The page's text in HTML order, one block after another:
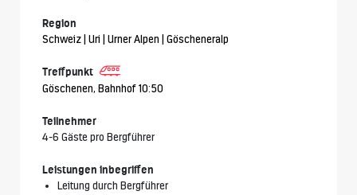
Region
Schweiz | Uri | Urner Alpen | Göscheneralp
Treffpunkt
Göschenen, Bahnhof 10:50
Teilnehmer
4-6 Gäste pro Bergführer
Leistungen inbegriffen
Leitung durch Bergführer